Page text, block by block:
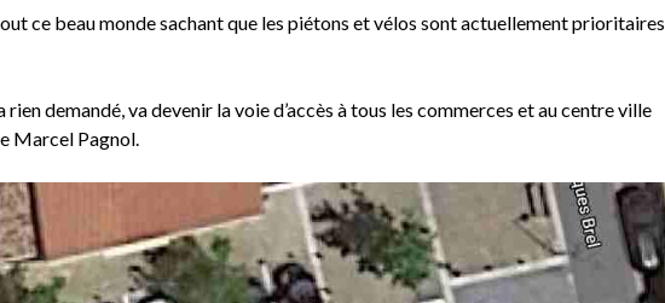
ce beau monde sachant que les piétons et vélos sont actuellement prioritaires
demandé, va devenir la voie d’accès à tous les commerces et au centre ville
Marcel Pagnol.